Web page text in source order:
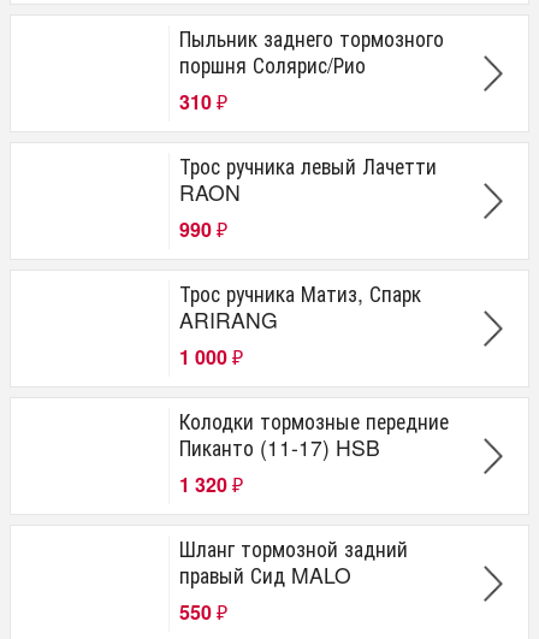
Пыльник заднего тормозного
поршня Солярис/Рио
310 ₽
Трос ручника левый Лачетти
RAON
990 ₽
Трос ручника Матиз, Спарк
ARIRANG
1 000 ₽
Колодки тормозные передние
Пиканто (11-17) HSB
1 320 ₽
Шланг тормозной задний
правый Сид MALO
550 ₽